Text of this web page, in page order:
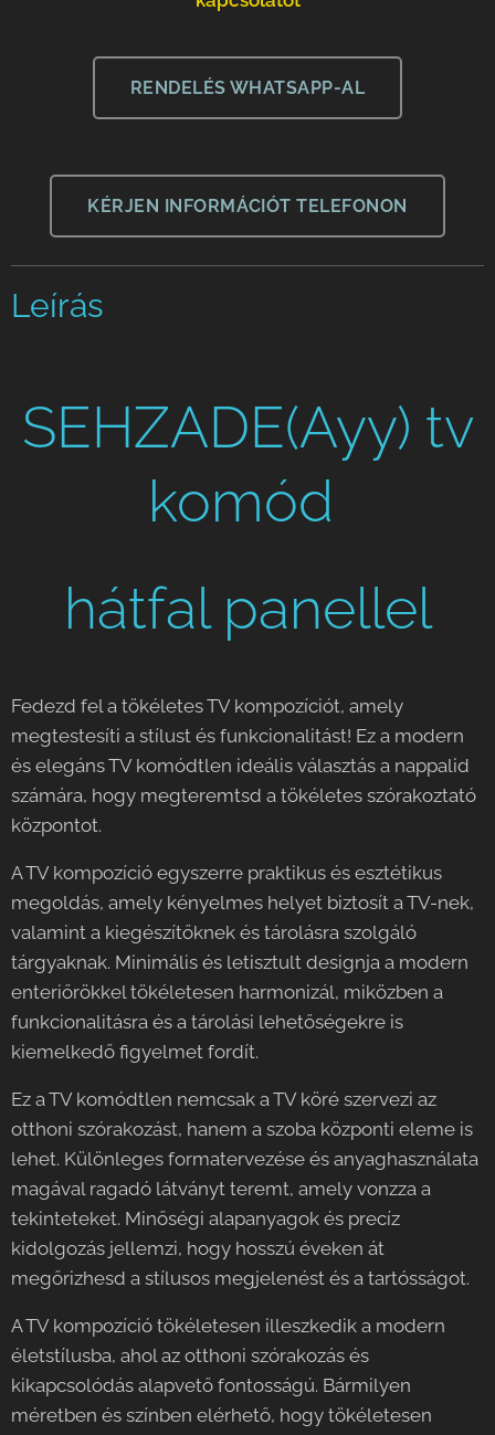
RENDELÉS WHATSAPP-AL
KÉRJEN INFORMÁCIÓT TELEFONON
Leírás
SEHZADE(Ayy) tv
komód
hátfal panellel
Fedezd fel a tökéletes TV kompozíciót, amely
megtestesíti a stílust és funkcionalitást! Ez a modern
és elegáns TV komódtlen ideális választás a nappalid
számára, hogy megteremtsd a tökéletes szórakoztató
központot.
A TV kompozíció egyszerre praktikus és esztétikus
megoldás, amely kényelmes helyet biztosít a TV-nek,
valamint a kiegészítőknek és tárolásra szolgáló
tárgyaknak. Minimális és letisztult designja a modern
enteriőrökkel tökéletesen harmonizál, miközben a
funkcionalitásra és a tárolási lehetőségekre is
kiemelkedő figyelmet fordít.
Ez a TV komódtlen nemcsak a TV köré szervezi az
otthoni szórakozást, hanem a szoba központi eleme is
lehet. Különleges formatervezése és anyaghasználata
magával ragadó látványt teremt, amely vonzza a
tekinteteket. Minőségi alapanyagok és precíz
kidolgozás jellemzi, hogy hosszú éveken át
megőrizhesd a stílusos megjelenést és a tartósságot.
A TV kompozíció tökéletesen illeszkedik a modern
életstílusba, ahol az otthoni szórakozás és
kikapcsolódás alapvető fontosságú. Bármilyen
méretben és színben elérhető, hogy tökéletesen